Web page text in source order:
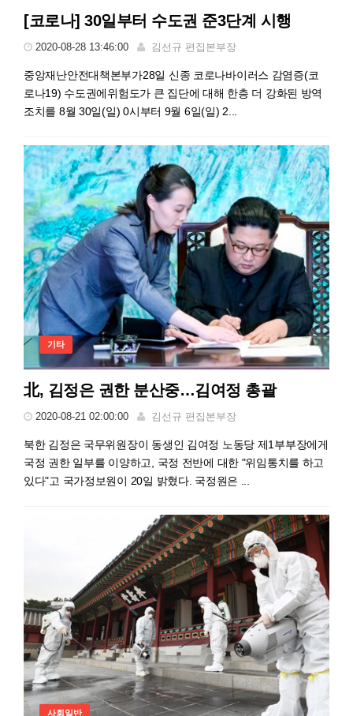
[코로나] 30일부터 수도권 준3단계 시행
2020-08-28 13:46:00 김선규 편집본부장
중앙재난안전대책본부가28일 신종 코로나바이러스 감염증(코
로나19) 수도권에위험도가 큰 집단에 대해 한층 더 강화된 방역
조치를 8월 30일(일) 0시부터 9월 6일(일) 2...
기타
北, 김정은 권한 분산중…김여정 총괄
2020-08-21 02:00:00 김선규 편집본부장
북한 김정은 국무위원장이 동생인 김여정 노동당 제1부부장에게
국정 권한 일부를 이양하고, 국정 전반에 대한 "위임통치를 하고
있다"고 국가정보원이 20일 밝혔다. 국정원은 ...
사회일반